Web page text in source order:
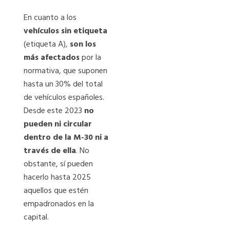
En cuanto a los
vehículos sin etiqueta
(etiqueta A), son los
más afectadospor la
normativa, que suponen
hasta un 30% del total
de vehículos españoles.
Desde este 2023 no
pueden ni circular
dentro de la M-30 ni a
través de ella. No
obstante, sí pueden
hacerlo hasta 2025
aquellos que estén
empadronados en la
capital.